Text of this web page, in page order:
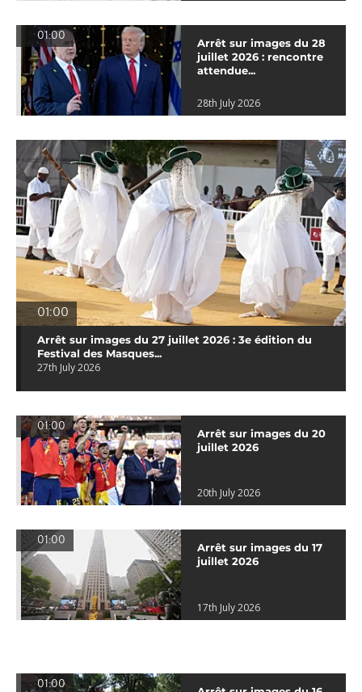
01:00
Arrêt sur images du 28
juillet 2026 : rencontre
attendue...
28th July 2026
01:00
Arrêt sur images du 27 juillet 2026 : 3e édition du
Festival des Masques...
27th July 2026
01:00
Arrêt sur images du 20
juillet 2026
20th July 2026
01:00
Arrêt sur images du 17
juillet 2026
17th July 2026
01:00